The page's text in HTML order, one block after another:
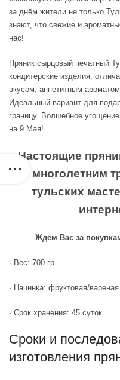
за днём жители не только
знают, что свежие и
нас!
Пряник сырцовый печатный
кондитерские изделия,
вкусом, аппетитным
Идеальный вариант для
границу. Волшебное
на 9 Мая!
Настоящие
многолетним
тульских
Ждем Вас за
· Вес: 700 гр.
· Начинка: фруктовая/
· Срок хранения: 45 суток
Сроки и
изготовления